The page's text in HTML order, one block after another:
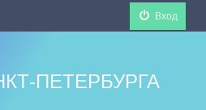
Вход
ПЕТЕРБУРГА